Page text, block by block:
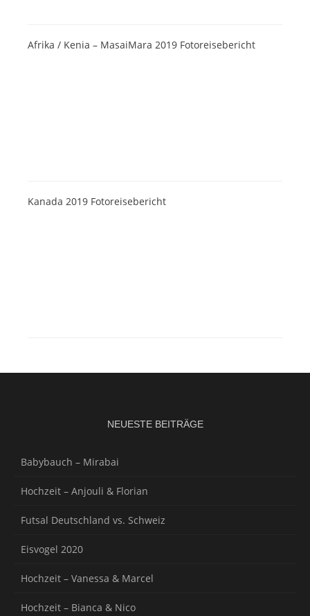
Afrika / Kenia – MasaiMara 2019 Fotoreisebericht
Kanada 2019 Fotoreisebericht
NEUESTE BEITRÄGE
Babybauch – Mirabai
Hochzeit – Anjouli & Florian
Futsal Deutschland vs. Schweiz
Eisvogel 2020
Hochzeit – Vanessa & Marcel
Hochzeit – Bianca & Nico